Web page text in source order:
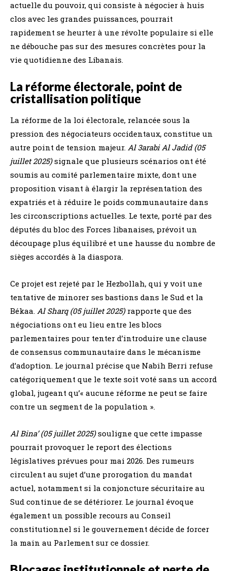
actuelle du pouvoir, qui consiste à négocier à huis
clos avec les grandes puissances, pourrait
rapidement se heurter à une révolte populaire si elle
ne débouche pas sur des mesures concrètes pour la
vie quotidienne des Libanais.
La réforme électorale, point de
cristallisation politique
La réforme de la loi électorale, relancée sous la
pression des négociateurs occidentaux, constitue un
autre point de tension majeur. Al 3arabi Al Jadid (05
juillet 2025)signale que plusieurs scénarios ont été
soumis au comité parlementaire mixte, dont une
proposition visant à élargir la représentation des
expatriés et à réduire le poids communautaire dans
les circonscriptions actuelles. Le texte, porté par des
députés du bloc des Forces libanaises, prévoit un
découpage plus équilibré et une hausse du nombre de
sièges accordés à la diaspora.
Ce projet est rejeté par le Hezbollah, qui y voit une
tentative de minorer ses bastions dans le Sud et la
Békaa. Al Sharq (05 juillet 2025)rapporte que des
négociations ont eu lieu entre les blocs
parlementaires pour tenter d’introduire une clause
de consensus communautaire dans le mécanisme
d’adoption. Le journal précise que Nabih Berri refuse
catégoriquement que le texte soit voté sans un accord
global, jugeant qu’« aucune réforme ne peut se faire
contre un segment de la population ».
Al Bina’ (05 juillet 2025)souligne que cette impasse
pourrait provoquer le report des élections
législatives prévues pour mai 2026. Des rumeurs
circulent au sujet d’une prorogation du mandat
actuel, notamment si la conjoncture sécuritaire au
Sud continue de se détériorer. Le journal évoque
également un possible recours au Conseil
constitutionnel si le gouvernement décide de forcer
la main au Parlement sur ce dossier.